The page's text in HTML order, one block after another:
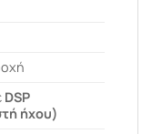
DSP
ήχου)